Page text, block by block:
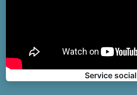
Service social